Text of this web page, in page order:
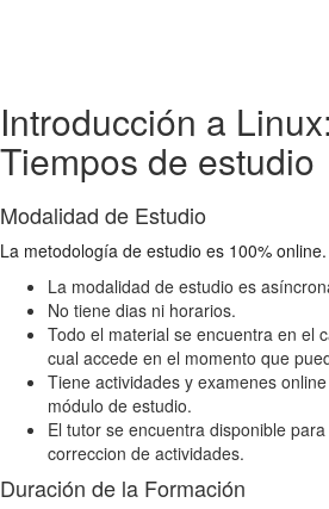
Introducción a
Tiempos de estudio
Modalidad de Estudio
La metodología de estudio es 100% online.
La modalidad de estudio es
No tiene dias ni horarios.
Todo el material se encuentra en el
cual accede en el momento que
Tiene actividades y examenes
módulo de estudio.
El tutor se encuentra disponible
correccion de actividades.
Duración de la Formación